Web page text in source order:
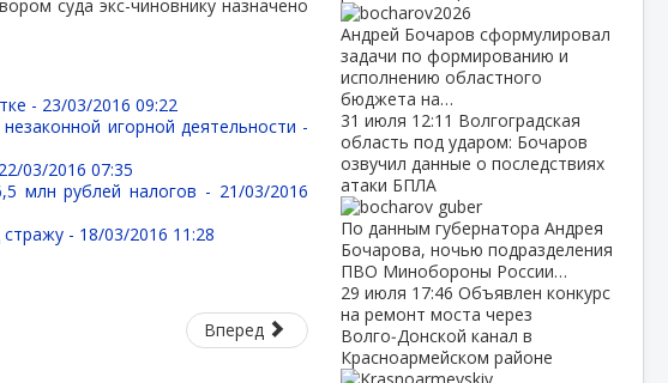
суда экс-чиновнику назначено
- 23/03/2016 09:22
игорной деятельности -
22/03/2016 07:35
млн рублей налогов - 21/03/2016
- 18/03/2016 11:28
Вперед
Андрей Бочаров сформулировал
задачи по формированию и
исполнению областного
бюджета на…
31 июля 12:11 Волгоградская
область под ударом: Бочаров
озвучил данные о последствиях
атаки БПЛА
По данным губернатора Андрея
Бочарова, ночью подразделения
ПВО Минобороны России…
29 июля 17:46 Объявлен конкурс
на ремонт моста через
Волго‑Донской канал в
Красноармейском районе